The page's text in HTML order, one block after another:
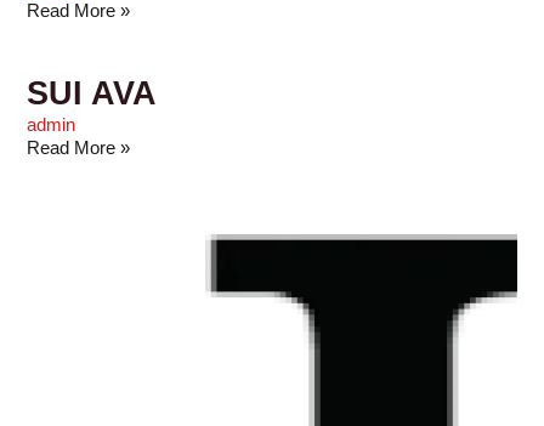
Read More »
SUI AVA
admin
Read More »